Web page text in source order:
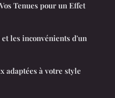
Tenues pour un Effet
les inconvénients d'un
adaptées à votre style